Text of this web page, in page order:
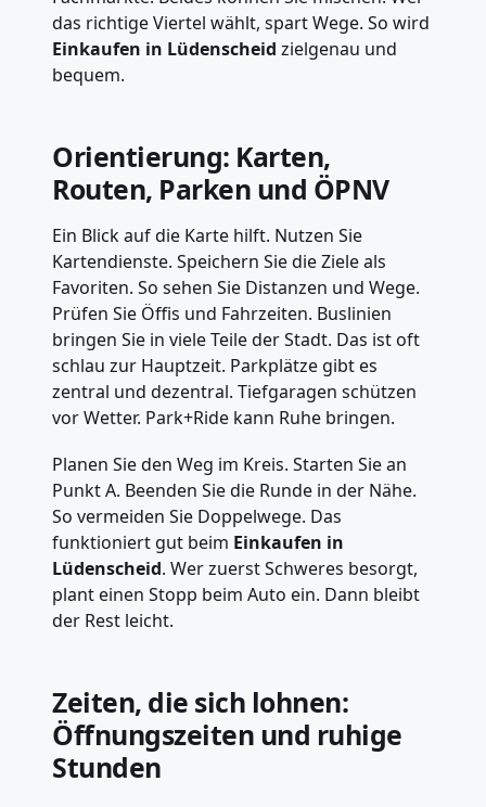
das richtige Viertel wählt, spart Wege. So wird
Einkaufen in Lüdenscheid zielgenau und
bequem.
Orientierung: Karten,
Routen, Parken und ÖPNV
Ein Blick auf die Karte hilft. Nutzen Sie
Kartendienste. Speichern Sie die Ziele als
Favoriten. So sehen Sie Distanzen und Wege.
Prüfen Sie Öffis und Fahrzeiten. Buslinien
bringen Sie in viele Teile der Stadt. Das ist oft
schlau zur Hauptzeit. Parkplätze gibt es
zentral und dezentral. Tiefgaragen schützen
vor Wetter. Park+Ride kann Ruhe bringen.
Planen Sie den Weg im Kreis. Starten Sie an
Punkt A. Beenden Sie die Runde in der Nähe.
So vermeiden Sie Doppelwege. Das
funktioniert gut beim Einkaufen in
Lüdenscheid. Wer zuerst Schweres besorgt,
plant einen Stopp beim Auto ein. Dann bleibt
der Rest leicht.
Zeiten, die sich lohnen:
Öffnungszeiten und ruhige
Stunden